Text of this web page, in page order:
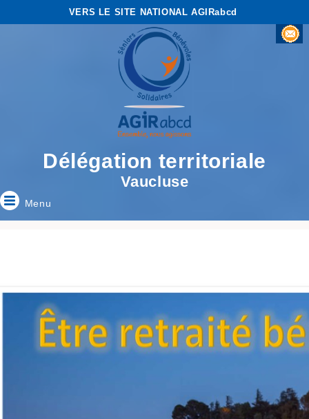
VERS LE SITE NATIONAL AGIRabcd
Délégation territoriale
Vaucluse
Menu